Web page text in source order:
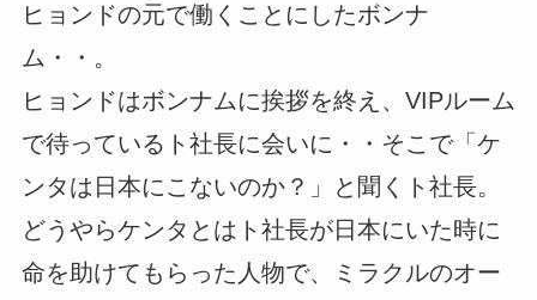
ヒョンドの元で働くことにしたボンナ
ム・・。
ヒョンドはボンナムに挨拶を終え、VIPルーム
で待っているト社長に会いに・・そこで「ケ
ンタは日本にこないのか？」と聞くト社長。
どうやらケンタとはト社長が日本にいた時に
命を助けてもらった人物で、ミラクルのオー